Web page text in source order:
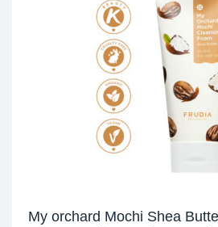
My orchard Mochi Shea